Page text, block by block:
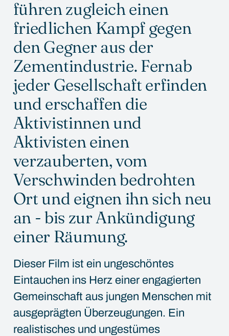
führen zugleich einen
friedlichen Kampf gegen
den Gegner aus der
Zementindustrie. Fernab
jeder Gesellschaft erfinden
und erschaffen die
Aktivistinnen und
Aktivisten einen
verzauberten, vom
Verschwinden bedrohten
Ort und eignen ihn sich neu
an - bis zur Ankündigung
einer Räumung.
Dieser Film ist ein ungeschöntes
Eintauchen ins Herz einer engagierten
Gemeinschaft aus jungen Menschen mit
ausgeprägten Überzeugungen. Ein
realistisches und ungestümes